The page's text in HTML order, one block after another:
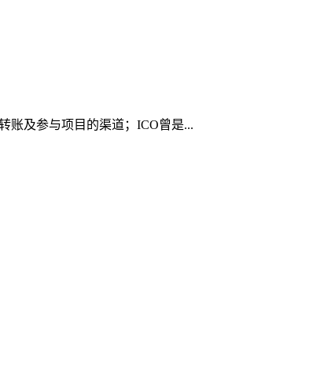
账及参与项目的渠道；ICO曾是...